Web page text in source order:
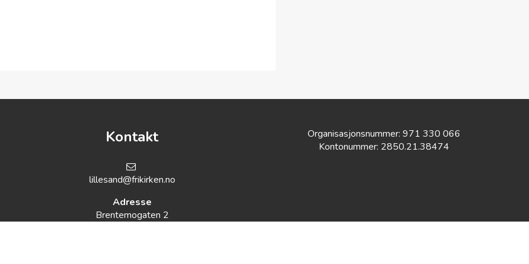
Kontakt
lillesand@frikirken.no
Adresse
Brentemogaten 2
Organisasjonsnummer: 971 330 066
Kontonummer: 2850.21.38474